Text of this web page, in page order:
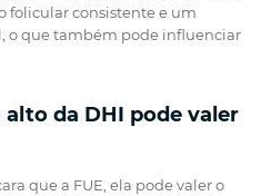
folicular consistente e um
o que também pode influenciar
da DHI pode valer
que a FUE, ela pode valer o